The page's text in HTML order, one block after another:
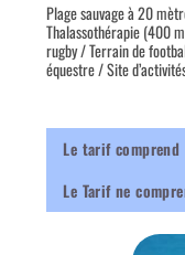
Plage sauvage à 20
Thalassothérapie (400
rugby / Terrain de
équestre / Site
Le tarif comprend
Le Tarif ne